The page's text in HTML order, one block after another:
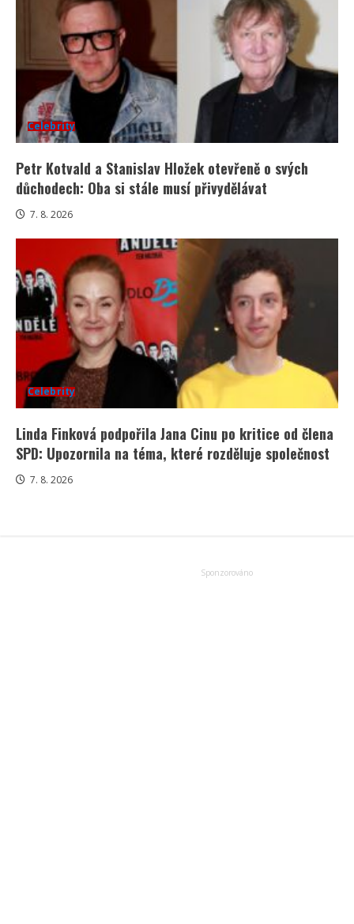
Celebrity
Petr Kotvald a Stanislav Hložek otevřeně o svých
důchodech: Oba si stále musí přivydělávat
7. 8. 2026
Celebrity
Linda Finková podpořila Jana Cinu po kritice od člena
SPD: Upozornila na téma, které rozděluje společnost
7. 8. 2026